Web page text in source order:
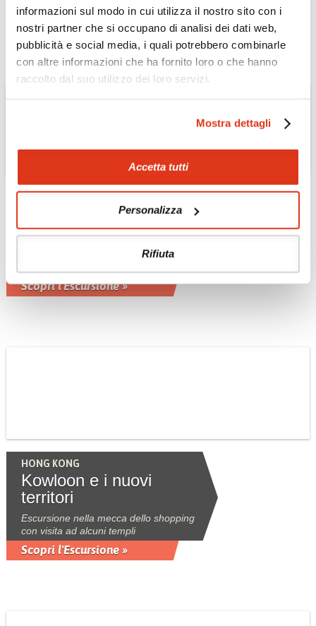
informazioni sul modo in cui utilizza il nostro sito con i
nostri partner che si occupano di analisi dei dati web,
pubblicità e social media, i quali potrebbero combinarle
con altre informazioni che ha fornito loro o che hanno
raccolto dal suo utilizzo dei loro servizi.
Mostra dettagli
Accetta tutti
Personalizza
Rifiuta
Scopri l'Escursione »
Kamakura Walking
Rickshaw, in treno da
Scopri l'Escursione »
HONG KONG
Kowloon e i nuovi
territori
Escursione nella mecca dello shopping
con visita ad alcuni templi
Scopri l'Escursione »